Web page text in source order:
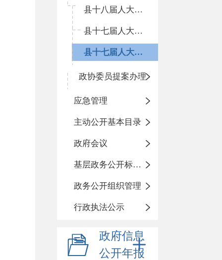
县十八届人大三次会议
县十七届人大五次会议
县十七届人大四次会议
政协委员提案办理
应急管理
主动公开基本目录
政府会议
基层政务公开标准化规范化
政务公开组织管理
行政执法公示
政府信息
公开年报